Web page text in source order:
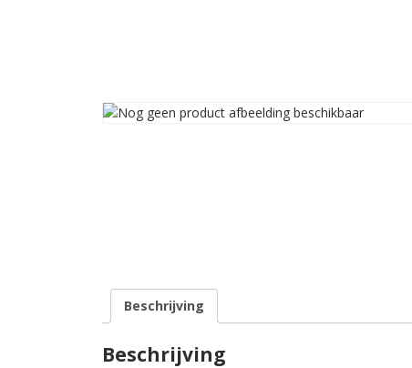
Beschrijving
Beschrijving